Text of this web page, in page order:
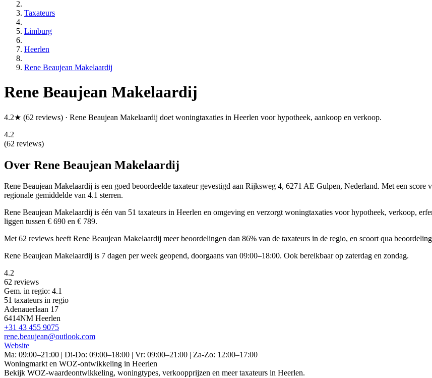
Taxateurs
Limburg
Heerlen
Rene Beaujean Makelaardij
Rene Beaujean Makelaardij
4.2★ (62 reviews) · Rene Beaujean Makelaardij doet woningtaxaties in Heerlen voor hypotheek, aankoop en verkoop.
4.2
(62 reviews)
Over Rene Beaujean Makelaardij
Rene Beaujean Makelaardij is een goed beoordeelde taxateur gevestigd aan Rijksweg 4, 6271 AE Gulpen, Nederland. Met een score
regionale gemiddelde van 4.1 sterren.
Rene Beaujean Makelaardij is één van 51 taxateurs in Heerlen en omgeving en verzorgt woningtaxaties voor hypotheek, verkoop,
liggen tussen € 690 en € 789.
Met 62 reviews heeft Rene Beaujean Makelaardij meer beoordelingen dan 86% van de taxateurs in de regio, en scoort qua
Rene Beaujean Makelaardij is 7 dagen per week geopend, doorgaans van 09:00–18:00. Ook bereikbaar op zaterdag en zondag.
4.2
62 reviews
Gem. in regio: 4.1
51 taxateurs in regio
Adenauerlaan 17
6414NM Heerlen
+31 43 455 9075
rene.beaujean@outlook.com
Website
Ma: 09:00–21:00 | Di-Do: 09:00–18:00 | Vr: 09:00–21:00 | Za-Zo: 12:00–17:00
Woningmarkt en WOZ-ontwikkeling in Heerlen
Bekijk WOZ-waardeontwikkeling, woningtypes, verkoopprijzen en meer taxateurs in Heerlen.